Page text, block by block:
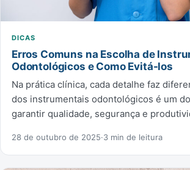
DICAS
Erros Comuns na Escolha de
Odontológicos e Como Evitá-los
Na prática clínica, cada detalhe faz
dos instrumentais odontológicos é um
garantir qualidade, segurança e
28 de outubro de 2025·3 min de leitura